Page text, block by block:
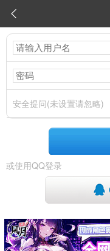

安全提问(未设置请忽略)
或使用QQ登录